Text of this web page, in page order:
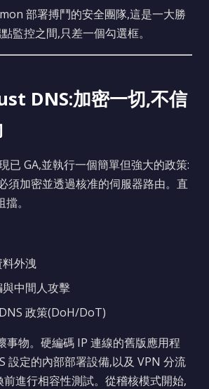
部署搏鬥的安全團隊,這是一大勝
監控之間,只差一個勾選框。
DNS:加密一切,不信
已 GA,並執行一個簡單但強大的政策:
須加密並透過核准的伺服器路由。直
。
外洩
中間人攻擊
政策(DoH/DoT)
事物。硬編碼 IP 連線的舊版應用程
設定的內部部署設備,以及 VPN 分流
進行相容性測試。從稽核模式開始,